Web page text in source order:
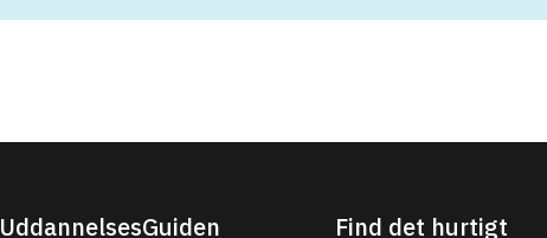
UddannelsesGuiden Find det hurtigt